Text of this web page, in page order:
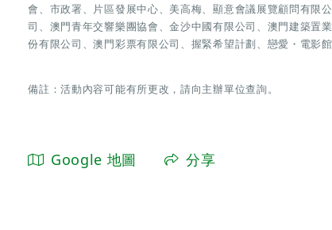
會、市政署、片區發展中心、美高梅、顯意會議展覽顧問有限
司、澳門青年交響樂團協會、金沙中國有限公司、澳門建築置
份有限公司、澳門彩票有限公司、握緊希望計劃、戀愛・電影
備註：活動內容可能有所更改，請向主辦單位查詢。
Google 地圖 分享